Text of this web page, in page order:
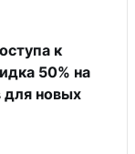
к
50% на
новых